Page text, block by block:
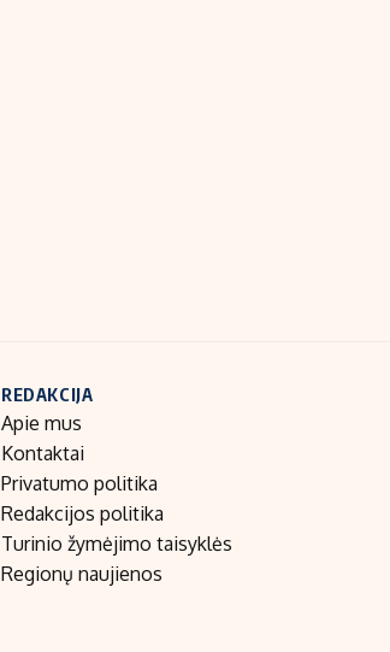
REDAKCIJA
Apie mus
Kontaktai
Privatumo politika
Redakcijos politika
Turinio žymėjimo taisyklės
Regionų naujienos